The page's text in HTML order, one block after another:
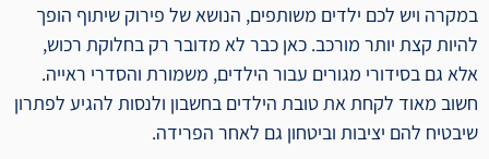
במקרה ויש לכם ילדים משותפים, הנושא של פירוק שיתוף הופך
להיות קצת יותר מורכב. כאן כבר לא מדובר רק בחלוקת רכוש,
אלא גם בסידורי מגורים עבור הילדים, משמורת והסדרי ראייה.
חשוב מאוד לקחת את טובת הילדים בחשבון ולנסות להגיע לפתרון
שיבטיח להם יציבות וביטחון גם לאחר הפרידה.